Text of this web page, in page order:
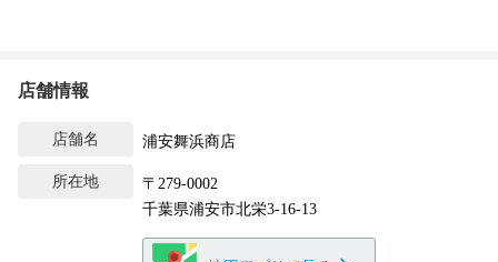
店舗情報
店舗名 浦安舞浜商店
所在地
〒279-0002
千葉県浦安市北栄3-16-13